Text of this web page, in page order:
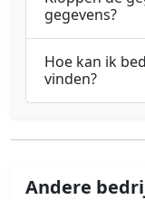
gegevens?
Hoe kan ik
vinden?
Andere